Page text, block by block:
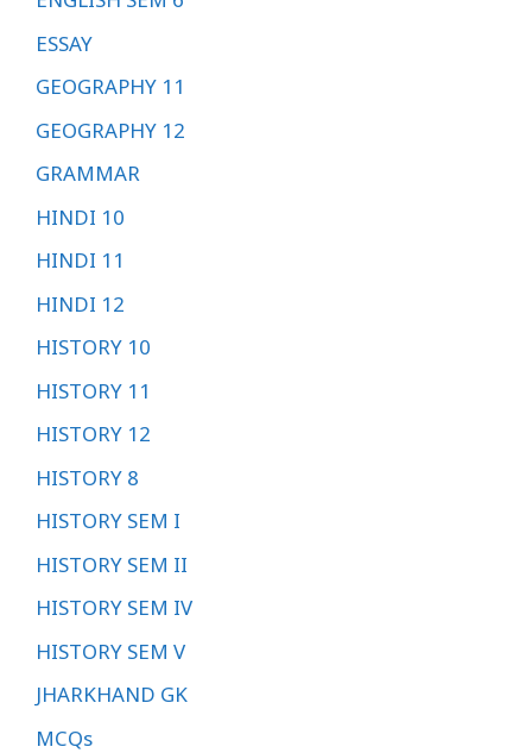
ESSAY
GEOGRAPHY 11
GEOGRAPHY 12
GRAMMAR
HINDI 10
HINDI 11
HINDI 12
HISTORY 10
HISTORY 11
HISTORY 12
HISTORY 8
HISTORY SEM I
HISTORY SEM II
HISTORY SEM IV
HISTORY SEM V
JHARKHAND GK
MCQs